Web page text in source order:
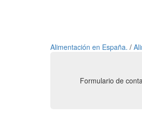
Alimentación en España. /
Formulario de